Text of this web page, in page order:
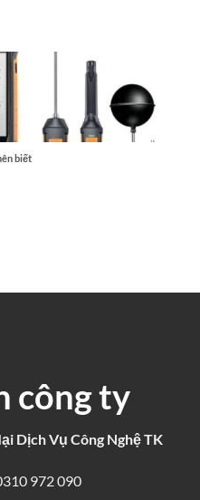
biết
công ty
Dịch Vụ Công Nghệ TK
972 090